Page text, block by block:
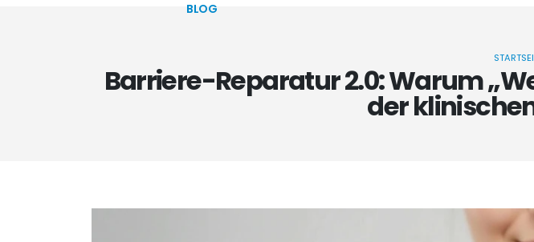
BLOG
Barriere-Reparatur 2.0: Warum
der